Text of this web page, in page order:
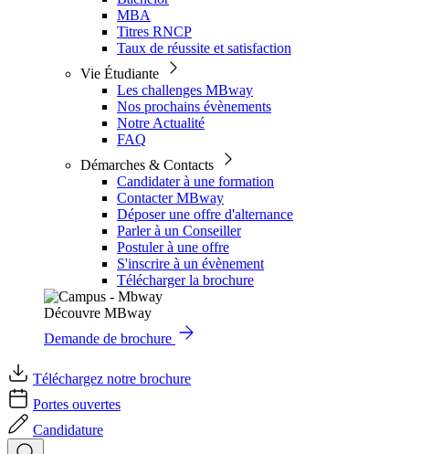
MBA
Titres RNCP
Taux de réussite et satisfaction
Vie Étudiante
Les challenges MBway
Nos prochains évènements
Notre Actualité
FAQ
Démarches & Contacts
Candidater à une formation
Contacter MBway
Déposer une offre d'alternance
Parler à un Conseiller
Postuler à une offre
S'inscrire à un évènement
Télécharger la brochure
Découvre MBway
Demande de brochure
Téléchargez notre brochure
Portes ouvertes
Candidature